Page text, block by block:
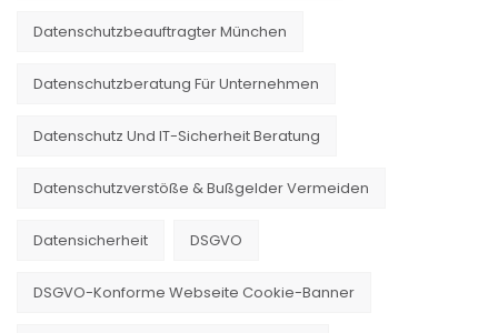
Datenschutzbeauftragter München
Datenschutzberatung Für Unternehmen
Datenschutz Und IT-Sicherheit Beratung
Datenschutzverstöße & Bußgelder Vermeiden
Datensicherheit DSGVO
DSGVO-Konforme Webseite Cookie-Banner